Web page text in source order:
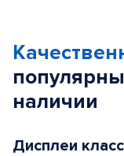
наличии
Дисплеи